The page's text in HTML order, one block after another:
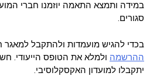
במידה ותמצא התאמה יוזמנו חברי
סגורים.
בכדי להגיש מועמדות ולהתקבל למאגר
ההרשמה ולמלא את הטופס הייעודי.
יתקבלו למועדון האקסקלוסיבי.